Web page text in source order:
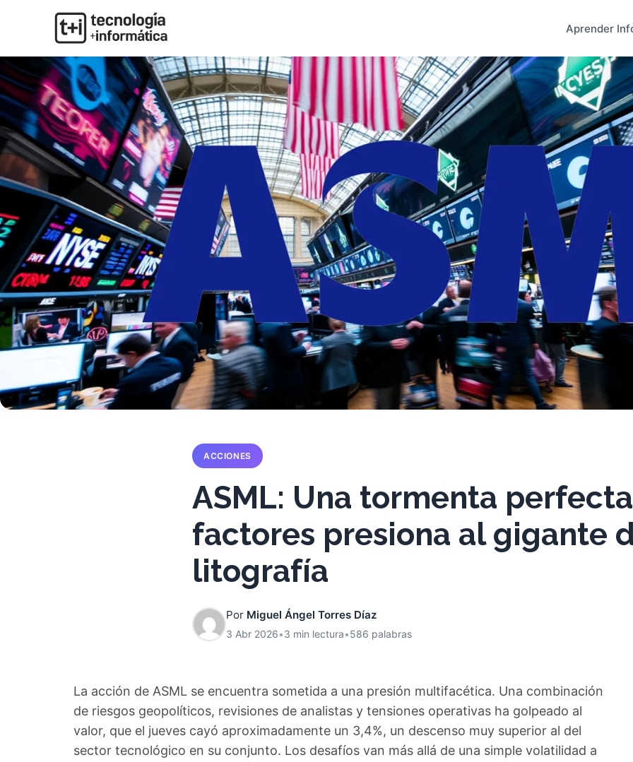
Aprender
ACCIONES
ASML: Una tormenta
factores presiona al gigante
litografía
Por Miguel Ángel Torres Díaz
3 Abr 2026•3 min lectura•586 palabras
La acción de ASML se encuentra sometida a una presión multifacética. Una combinación
de riesgos geopolíticos, revisiones de analistas y tensiones operativas ha golpeado al
valor, que el jueves cayó aproximadamente un 3,4%, un descenso muy superior al del
sector tecnológico en su conjunto. Los desafíos van más allá de una simple volatilidad a